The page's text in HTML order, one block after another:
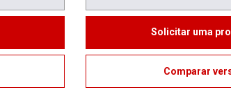
Solicitar uma
Comparar